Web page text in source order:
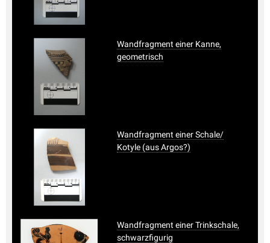
Wandfragment einer Kanne,
geometrisch
Wandfragment einer Schale/
Kotyle (aus Argos?)
Wandfragment einer Trinkschale,
schwarzfigurig